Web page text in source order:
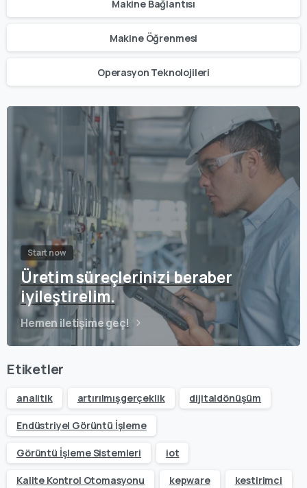
Makine Bağlantısı
Makine Öğrenmesi
Operasyon Teknolojileri
Start now
Üretim süreçlerinizi beraber
iyileştirelim.
Hemen iletişime geç!
Etiketler
analitik artırılmışgerçeklik dijitaldönüşüm
Endüstriyel Görüntü İşleme
Görüntü İşleme Sistemleri iot
Kalite Kontrol Otomasyonu kepware kestirimci